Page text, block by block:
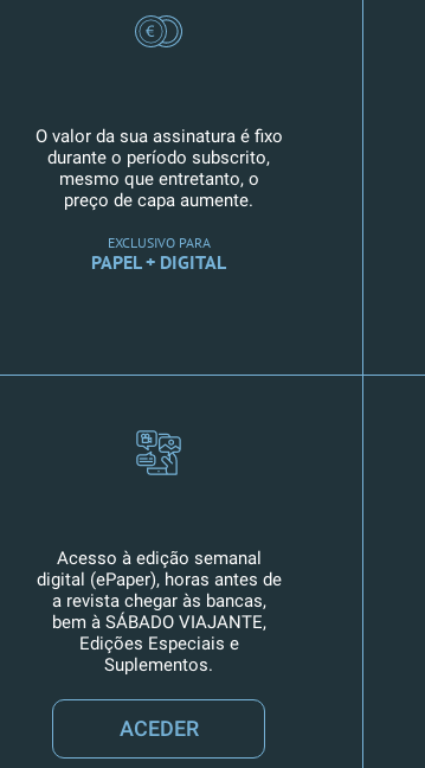
O valor da sua assinatura é fixo
durante o período subscrito,
mesmo que entretanto, o
preço de capa aumente.
EXCLUSIVO PARA
PAPEL + DIGITAL
Acesso à edição semanal
digital (ePaper), horas antes de
a revista chegar às bancas,
bem à SÁBADO VIAJANTE,
Edições Especiais e
Suplementos.
ACEDER